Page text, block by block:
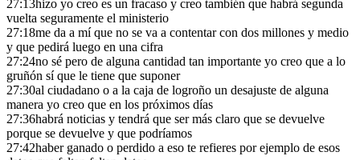
27:13hizo yo creo es un fracaso y creo también que habrá segunda
vuelta seguramente el ministerio
27:18me da a mí que no se va a contentar con dos millones y medio
y que pedirá luego en una cifra
27:24no sé pero de alguna cantidad tan importante yo creo que a lo
gruñón sí que le tiene que suponer
27:30al ciudadano o a la caja de logroño un desajuste de alguna
manera yo creo que en los próximos días
27:36habrá noticias y tendrá que ser más claro que se devuelve
porque se devuelve y que podríamos
27:42haber ganado o perdido a eso te refieres por ejemplo de esos